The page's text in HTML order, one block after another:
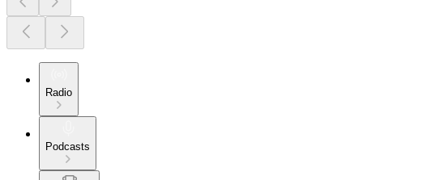
Radio
Podcasts